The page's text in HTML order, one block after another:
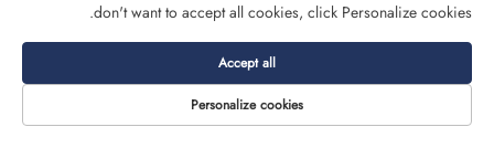
don't want to accept all cookies, click Personalize cookies.
Personalize cookies
Accept all